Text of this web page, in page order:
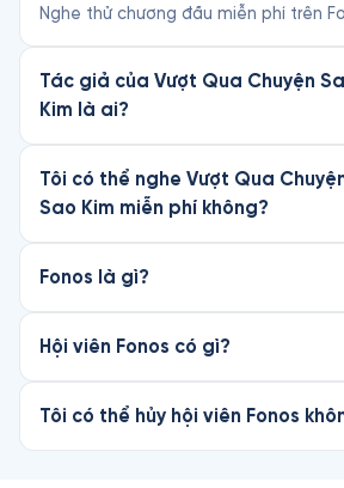
Nghe thử chương đầu miễn phí trên
Tác giả của Vượt Qua Chuyện
Kim là ai?
Tôi có thể nghe Vượt Qua
Sao Kim miễn phí không?
Fonos là gì?
Hội viên Fonos có gì?
Tôi có thể hủy hội viên Fonos